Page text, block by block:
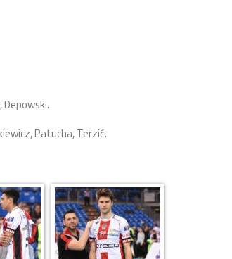
Depowski.
Patucha, Terzić.